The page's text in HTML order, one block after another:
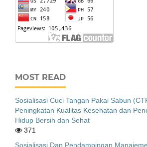
MOST READ
Sosialisasi Cuci Tangan Pakai Sabun
Peningkatan Kualitas Kesehatan dan
Hidup Bersih dan Sehat
371
Sosialisasi Dan Pendampingan